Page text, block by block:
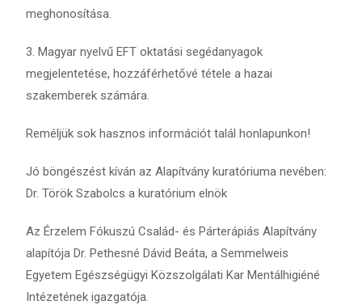
meghonosítása.
3. Magyar nyelvű EFT oktatási segédanyagok
megjelentetése, hozzáférhetővé tétele a hazai
szakemberek számára.
Reméljük sok hasznos információt talál honlapunkon!
Jó böngészést kíván az Alapítvány kuratóriuma nevében:
Dr. Török Szabolcs a kuratórium elnök
Az Érzelem Fókuszú Család- és Párterápiás Alapítvány
alapítója Dr. Pethesné Dávid Beáta, a Semmelweis
Egyetem Egészségügyi Közszolgálati Kar Mentálhigiéné
Intézetének igazgatója.